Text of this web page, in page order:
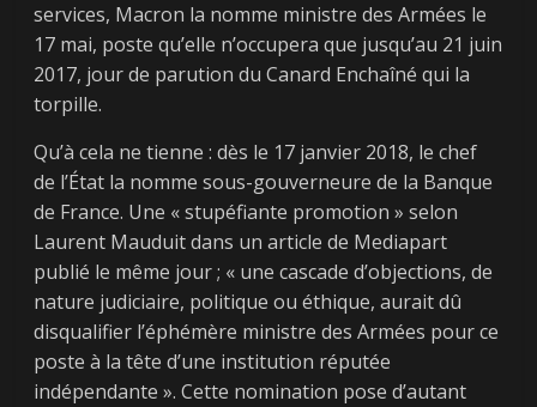
services, Macron la nomme ministre des Armées le
17 mai, poste qu’elle n’occupera que jusqu’au 21 juin
2017, jour de parution du Canard Enchaîné qui la
torpille.
Qu’à cela ne tienne : dès le 17 janvier 2018, le chef
de l’État la nomme sous-gouverneure de la Banque
de France. Une « stupéfiante promotion » selon
Laurent Mauduit dans un article de Mediapart
publié le même jour ; « une cascade d’objections, de
nature judiciaire, politique ou éthique, aurait dû
disqualifier l’éphémère ministre des Armées pour ce
poste à la tête d’une institution réputée
indépendante ». Cette nomination pose d’autant